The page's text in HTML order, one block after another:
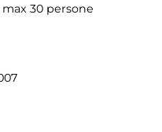
30 persone